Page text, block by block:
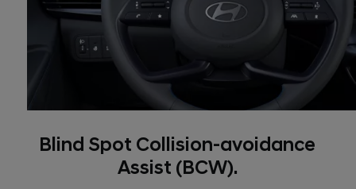
Blind Spot Collision-avoidance
Assist (BCW).